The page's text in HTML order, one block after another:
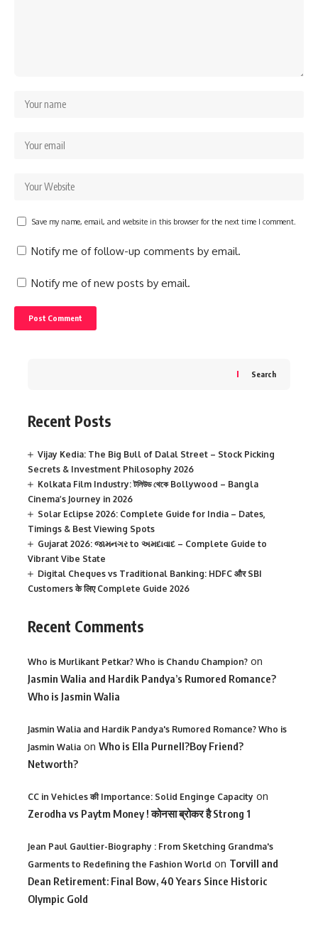
Save my name, email, and website in this browser for the next time I comment.
Notify me of follow-up comments by email.
Notify me of new posts by email.
Search
Recent Posts
Vijay Kedia: The Big Bull of Dalal Street – Stock Picking
Secrets & Investment Philosophy 2026
Kolkata Film Industry: টলিউড থেকে Bollywood – Bangla
Cinema’s Journey in 2026
Solar Eclipse 2026: Complete Guide for India – Dates,
Timings & Best Viewing Spots
Gujarat 2026: જામનગર to અમદાવાદ – Complete Guide to
Vibrant Vibe State
Digital Cheques vs Traditional Banking: HDFC और SBI
Customers के लिए Complete Guide 2026
Recent Comments
Who is Murlikant Petkar? Who is Chandu Champion? on
Jasmin Walia and Hardik Pandya’s Rumored Romance?
Who is Jasmin Walia
Jasmin Walia and Hardik Pandya's Rumored Romance? Who is
Jasmin Walia on Who is Ella Purnell?Boy Friend?
Networth?
CC in Vehicles की Importance: Solid Enginge Capacity on
Zerodha vs Paytm Money ! कोनसा ब्रोकर है Strong 1
Jean Paul Gaultier-Biography : From Sketching Grandma's
Garments to Redefining the Fashion World on Torvill and
Dean Retirement: Final Bow, 40 Years Since Historic
Olympic Gold